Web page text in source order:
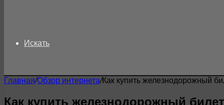
Искать
Главная/Обзор интернета/Как купить железнодорожный
Как купить железнодорожный